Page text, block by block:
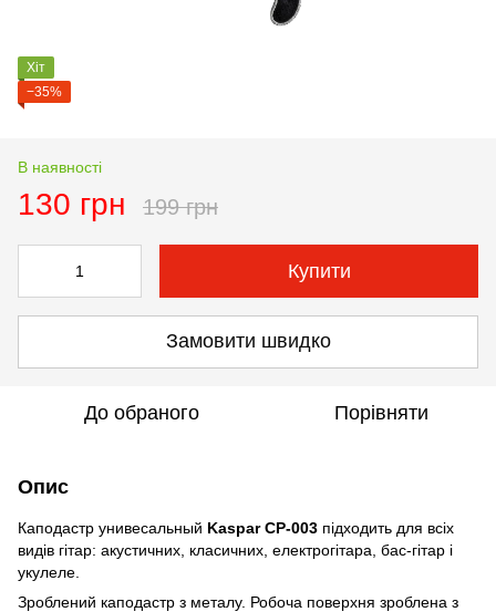
Хіт
−35%
В наявності
130 грн 199 грн
Купити
Замовити швидко
До обраного Порівняти
Опис
Каподастр унивесальный Kaspar CP-003 підходить для всіх
видів гітар: акустичних, класичних, електрогітара, бас-гітар і
укулеле.
Зроблений каподастр з металу. Робоча поверхня зроблена з